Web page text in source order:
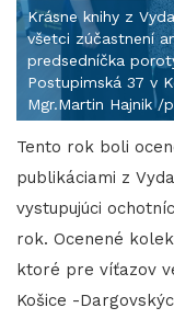
Krásne knihy z
všetci zúčastnení
predsedníčka
Postupimská 37 v
Mgr.Martin Hajnik /
Tento rok boli
publikáciami z
vystupujúci
rok. Ocenené
ktoré pre víťazov
Košice -